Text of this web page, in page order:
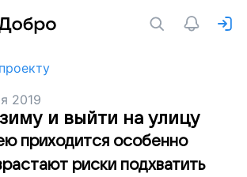
2019
и выйти на улицу
приходится особенно
риски подхватить